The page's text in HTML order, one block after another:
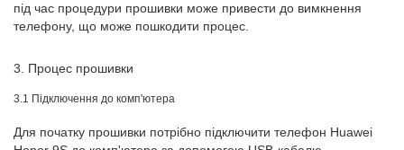
під час процедури прошивки може привести до вимкнення
телефону, що може пошкодити процес.
3. Процес прошивки
3.1 Підключення до комп'ютера
Для початку прошивки потрібно підключити телефон Huawei